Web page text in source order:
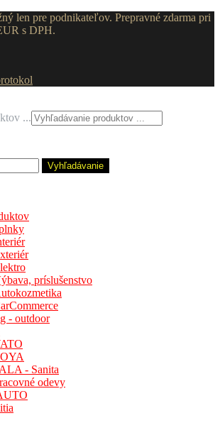
len pre podnikateľov. Prepravné zdarma pri
s DPH.
...
Vyhľadávanie
príslušenstvo
- outdoor
- Sanita
odevy